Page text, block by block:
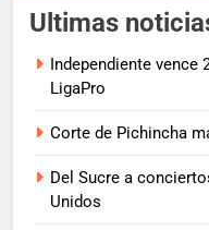
Ultimas
Independiente vence
LigaPro
Corte de Pichincha
Del Sucre a
Unidos